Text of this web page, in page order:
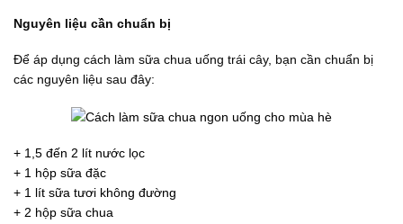
Nguyên liệu cần chuẩn bị
Để áp dụng cách làm sữa chua uống trái cây, bạn cần chuẩn bị
các nguyên liệu sau đây:
+ 1,5 đến 2 lít nước lọc
+ 1 hộp sữa đặc
+ 1 lít sữa tươi không đường
+ 2 hộp sữa chua